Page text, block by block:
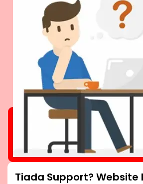
Tiada Support? Website